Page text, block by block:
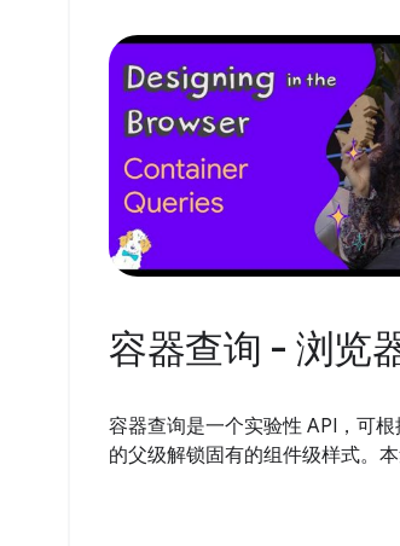
容器查询 - 浏览
容器查询是一个实验性 API，可
的父级解锁固有的组件级样式。